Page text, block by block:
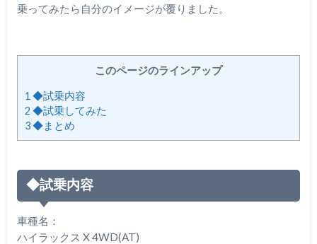
乗ってみたら自分のイメージが覆りました。
このページのラインアップ
1 ◆試乗内容
2 ◆試乗してみた
3◆まとめ
◆試乗内容
車種名：
ハイラックス X 4WD(AT)